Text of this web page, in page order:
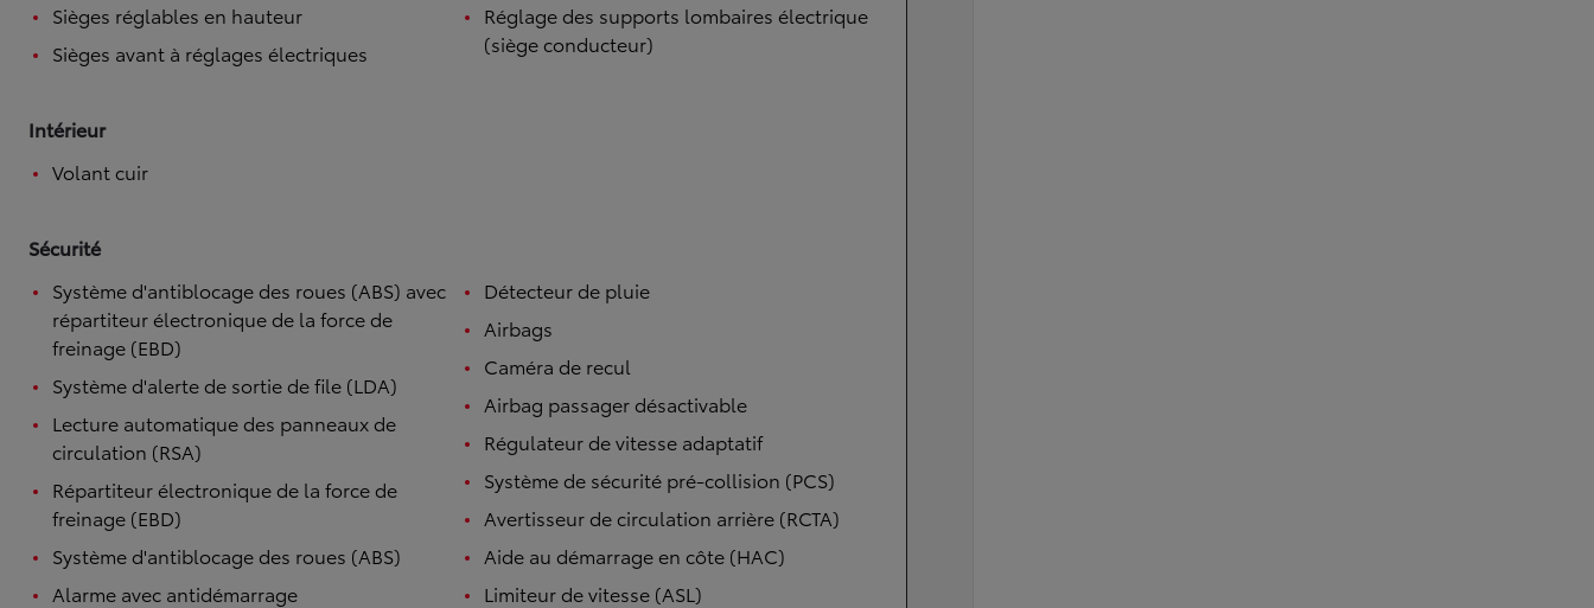
Sièges réglables en hauteur
Sièges avant à réglages électriques
Réglage des supports lombaires électrique
(siège conducteur)
Intérieur
Volant cuir
Sécurité
Système d'antiblocage des roues (ABS) avec
répartiteur électronique de la force de
freinage (EBD)
Système d'alerte de sortie de file (LDA)
Lecture automatique des panneaux de
circulation (RSA)
Répartiteur électronique de la force de
freinage (EBD)
Système d'antiblocage des roues (ABS)
Alarme avec antidémarrage
Détecteur de pluie
Airbags
Caméra de recul
Airbag passager désactivable
Régulateur de vitesse adaptatif
Système de sécurité pré-collision (PCS)
Avertisseur de circulation arrière (RCTA)
Aide au démarrage en côte (HAC)
Limiteur de vitesse (ASL)